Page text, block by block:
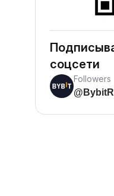
соцсети
Followers